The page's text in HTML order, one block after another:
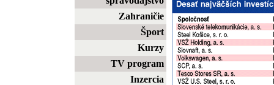
Zahraničie
Šport
Kurzy
TV program
Inzercia